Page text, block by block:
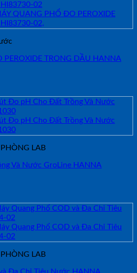
PEROXIDE TRONG DẦU HANNA
LAB
Và Nước GroLine HANNA
LAB